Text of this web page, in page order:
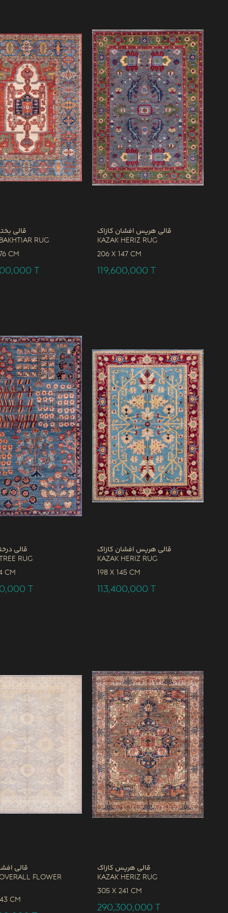
قالی
Rug
CM
T
قالی هریس افشان کازاک
Kazak Heriz Rug
206 x 147 CM
119,600,000 T
قالی
Rug
CM
T
قالی هریس افشان کازاک
Kazak Heriz Rug
198 x 145 CM
113,400,000 T
قالی
Overall Flower
CM
قالی هریس کازاک
Kazak Heriz Rug
305 x 241 CM
290,300,000 T